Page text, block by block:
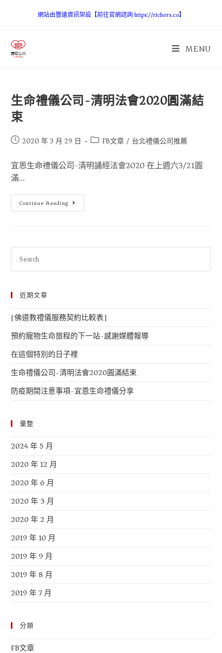
網站由豐遠資訊架設【前往官網諮詢 https://richers.co】
MENU
生命禮儀公司-清明法會2020圓滿結
束
2020 年 3 月 29 日 FB文章 / 台北禮儀公司推薦
宜恩生命禮儀公司-清明誦經法會2020 在上週六3/21圓
滿...
Continue Reading
近期文章
[佛道教禮儀服務契約比較表]
預約寵物生命旅程的下一站-感謝媒體報導
在這個特別的日子裡
生命禮儀公司-清明法會2020圓滿結束
防疫期間注意事項-宜恩生命禮儀分享
彙整
2024 年 5 月
2020 年 12 月
2020 年 6 月
2020 年 3 月
2020 年 2 月
2019 年 10 月
2019 年 9 月
2019 年 8 月
2019 年 7 月
分類
FB文章